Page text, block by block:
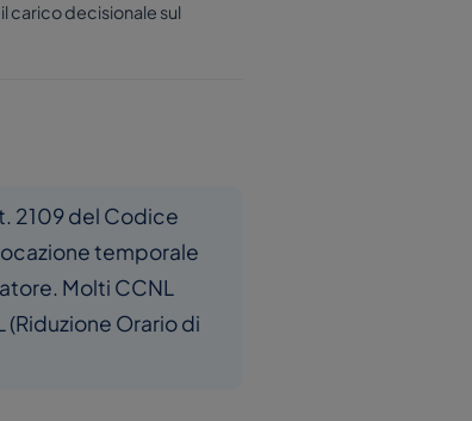
carico decisionale sul
2109 del Codice
temporale
Molti CCNL
Orario di